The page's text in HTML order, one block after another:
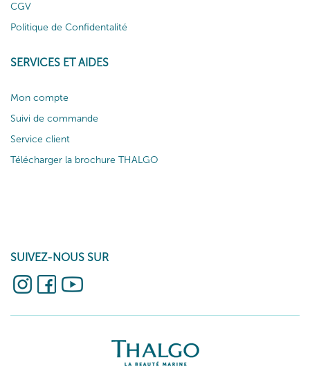
CGV
Politique de Confidentalité
SERVICES ET AIDES
Mon compte
Suivi de commande
Service client
Télécharger la brochure THALGO
SUIVEZ-NOUS SUR